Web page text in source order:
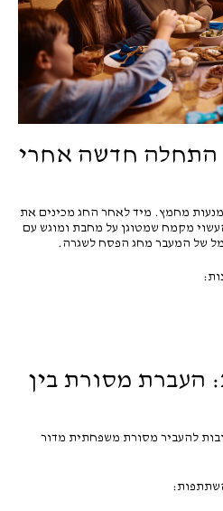
התחלה חדשה אחרי
מחמץ. מיד לאחר החג מכינים את
מקמח שמטוגן על מחבת ומוגש עם
של המעבר מחג הפסח לשגרה.
העברת מסורת בין
להעביר מסורת משפחתית מדור